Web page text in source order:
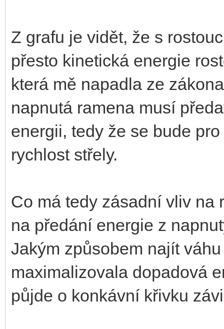
Z grafu je vidět, že s
přesto kinetická energie
která mě napadla ze
napnutá ramena musí
energii, tedy že se bude
rychlost střely.
Co má tedy zásadní vliv na
na předání energie z
Jakým způsobem najít
maximalizovala dopadová
půjde o konkávní křivku